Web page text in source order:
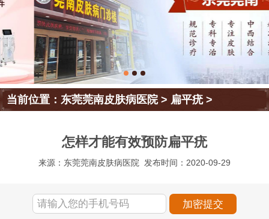
当前位置：东莞莞南皮肤病医院> 扁平疣>
怎样才能有效预防扁平疣
来源：东莞莞南皮肤病医院 发布时间：2020-09-29